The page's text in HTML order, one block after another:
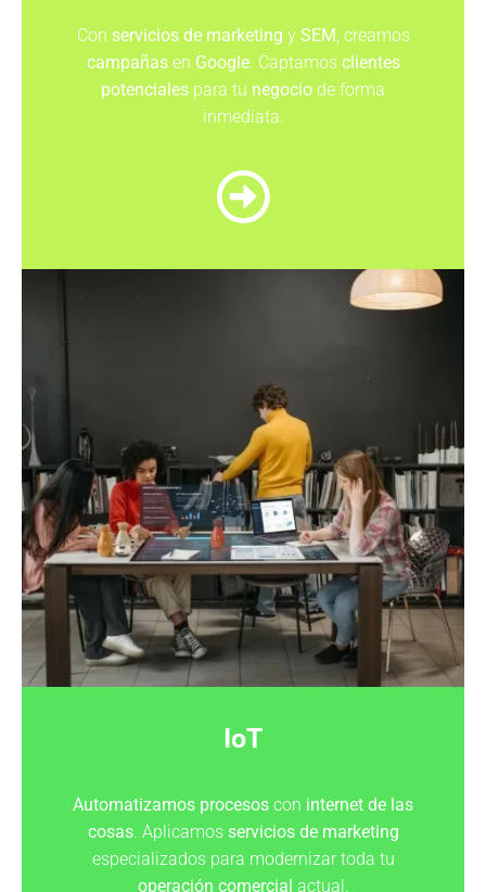
Con servicios de marketing y SEM , creamos
campañasen Google. Captamos clientes
potenciales para tu negocio de forma
inmediata.
IoT
Automatizamos procesos con internet de las
cosas. Aplicamos servicios de marketing
especializados para modernizar toda tu
operación comercial actual.